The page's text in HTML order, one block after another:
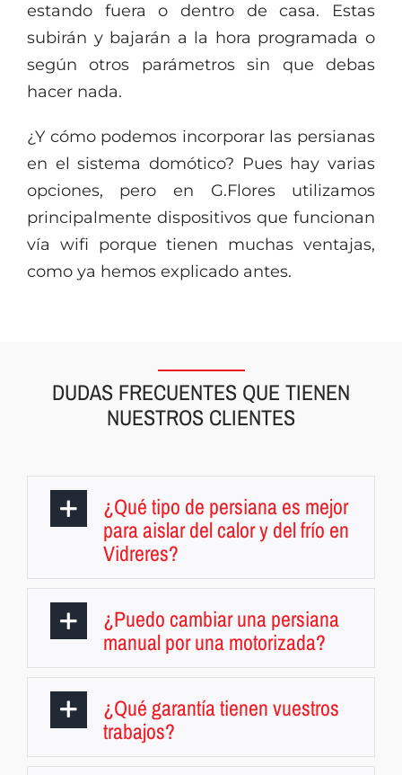
estando fuera o dentro de casa. Estas
subirán y bajarán a la hora programada o
según otros parámetros sin que debas
hacer nada.
¿Y cómo podemos incorporar las persianas
en el sistema domótico? Pues hay varias
opciones, pero en G.Flores utilizamos
principalmente dispositivos que funcionan
vía wifi porque tienen muchas ventajas,
como ya hemos explicado antes.
DUDAS FRECUENTES QUE TIENEN
NUESTROS CLIENTES
¿Qué tipo de persiana es mejor
para aislar del calor y del frío en
Vidreres?
¿Puedo cambiar una persiana
manual por una motorizada?
¿Qué garantía tienen vuestros
trabajos?